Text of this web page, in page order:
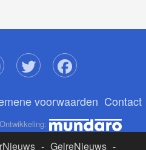
voorwaarden Contact
- GelreNieuws -